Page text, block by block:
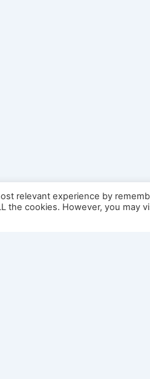
relevant experience by
the cookies. However, you may